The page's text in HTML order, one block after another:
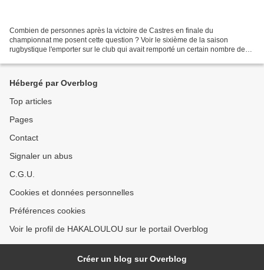
Combien de personnes après la victoire de Castres en finale du
championnat me posent cette question ? Voir le sixième de la saison
rugbystique l'emporter sur le club qui avait remporté un certain nombre de
Hébergé par Overblog
Top articles
Pages
Contact
Signaler un abus
C.G.U.
Cookies et données personnelles
Préférences cookies
Voir le profil de HAKALOULOU sur le portail Overblog
Créer un blog sur Overblog